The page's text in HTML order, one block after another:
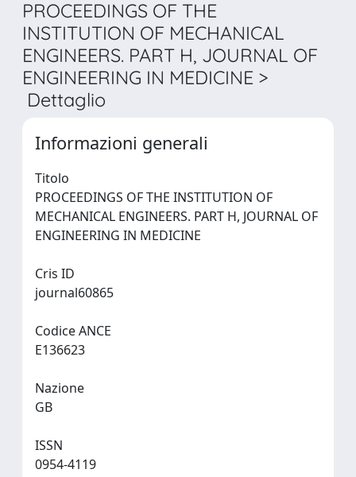
PROCEEDINGS OF THE
INSTITUTION OF MECHANICAL
ENGINEERS. PART H, JOURNAL OF
ENGINEERING IN MEDICINE >
Dettaglio
Informazioni generali
Titolo
PROCEEDINGS OF THE INSTITUTION OF
MECHANICAL ENGINEERS. PART H, JOURNAL OF
Cris ID
Codice ANCE
Nazione
ISSN